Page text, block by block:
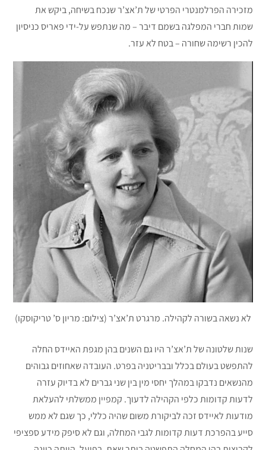
מזכירה הפרלמנטרי הפרטי של ת’אצ’ר שנכח בשיחה, ביקש את
שמות חברי המפלגה בשמם דיבר – מה שנתפש על-ידי פאריס כניסיון
להכין רשימה שחורה – בטח לא עזר.
לא נשאה בשורה לקהילה. מרגרט ת’אצ’ר (צילום: מריון ס’ טריקוסקו)
שנות שלטונה של ת’אצ’ר היו גם השנים בהן מגפת האיידס החלה
להתפשט בעולם בכלל ובבריטניה בפרט. העובדה שאחוזים גבוהים
מהנשאים נדבקו במהלך יחסי מין בין שני גברים לא בדיוק עזרה
לדעות קדומות כלפי הקהילה לדעוך. קמפיין ממשלתי להעלאת
מודעות לאיידס זכה לביקורת משום שהיה כללי, כך שגם לא ממש
סייע בהפרכת דעות קדומות לגבי המחלה, וגם לא סיפק מידע ספציפי